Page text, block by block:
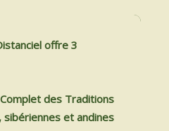
offre 3
des Traditions
sibériennes et andines